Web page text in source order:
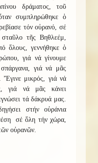
δράματος, τοῦ
συμπληρώθηκε ὁ
τόν οὐρανό, σέ
τῆς Βηθλεέμ,
ὅλους, γεννήθηκε ὁ
γιά νά γίνουμε
γιά νά μᾶς
Ἔγινε μικρός, γιά νά
γιά νά μᾶς κάνει
τά δάκρυά μας.
στήν οὐράνια
σέ ὅλη τήν χώρα,
οὐρανῶν.